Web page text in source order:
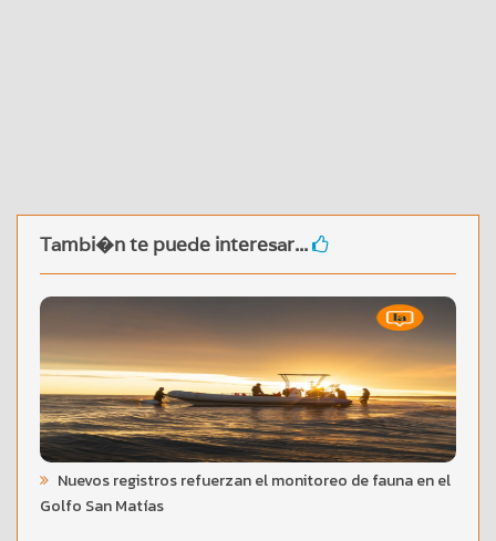
Tambi�n te puede interesar...
Nuevos registros refuerzan el monitoreo de fauna en el
Golfo San Matías